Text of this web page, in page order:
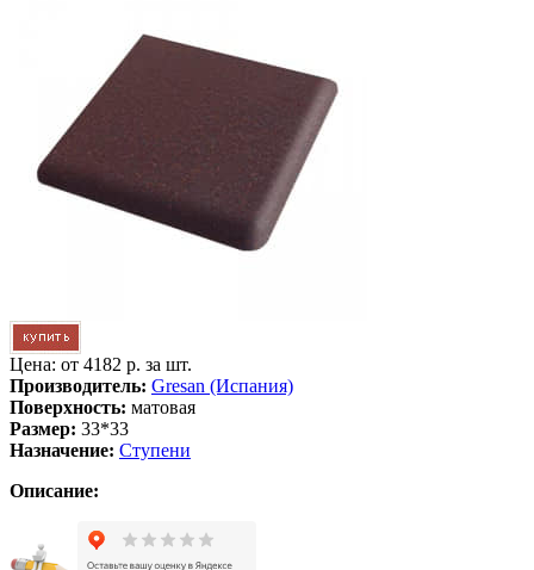
Цена: от 4182 р. за шт.
Производитель: Gresan (Испания)
Поверхность: матовая
Размер: 33*33
Назначение: Ступени
Описание: